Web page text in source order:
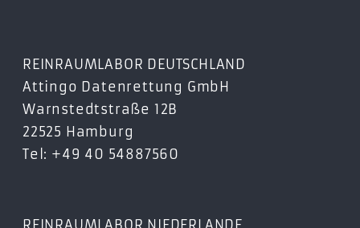
REINRAUMLABOR DEUTSCHLAND
Attingo Datenrettung GmbH
Warnstedtstraße 12B
22525 Hamburg
Tel: +49 40 54887560